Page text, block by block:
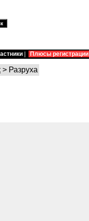
Плюсы регистрации
> Разруха